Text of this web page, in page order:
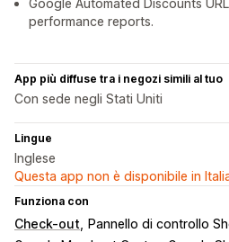
performance reports.
App più diffuse tra i negozi simili al tuo
Con sede negli Stati Uniti
Lingue
Inglese
Questa app non è disponibile in
Funziona con
Check-out Pannello di controllo